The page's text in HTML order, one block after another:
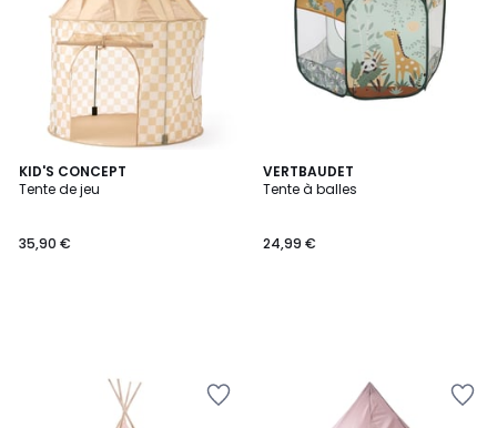
KID'S CONCEPT
Tente de jeu
35,90 €
VERTBAUDET
Tente à balles
24,99 €